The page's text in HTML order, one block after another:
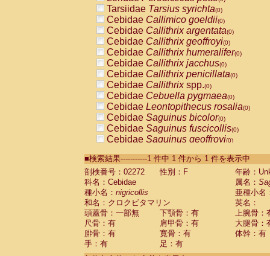
Tarsiidae Tarsius syrichta(0)
Cebidae Callimico goeldii(0)
Cebidae Callithrix argentata(0)
Cebidae Callithrix geoffroyi(0)
Cebidae Callithrix humeralifer(0)
Cebidae Callithrix jacchus(0)
Cebidae Callithrix penicillata(0)
Cebidae Callithrixspp.(0)
Cebidae Cebuella pygmaea(0)
Cebidae Leontopithecus rosalia(0)
Cebidae Saguinus bicolor(0)
Cebidae Saguinus fuscicollis(0)
Cebidae Saguinus geoffroyi(0)
CebidaeSaguinus labiatus(0)
Cebidae Saguinus leucopus (0)
Cebidae
CebidaeSaguinus mystax
CebidaeSaguinus nigricollis (1)
Cebidae Saguinus oedipus
Cebidae Saguinus weddelli
Cebidae Saguinusspp.
Cebidae Aotus trivirgatus
■検索結果-----------1 件中 1 件から 1 件を表示中
剖検番号：02272
性別：F
年齢：
科名：Cebidae
属名：
種小名： nigricollis
亜種小名
和名：クロクビタマリン
英名：
頭蓋骨：一部無
下顎骨：有
上腕骨：
尺骨：有
肩甲骨：有
大腿骨：
腓骨：有
寛骨：有
体幹：有
手：有
足：有